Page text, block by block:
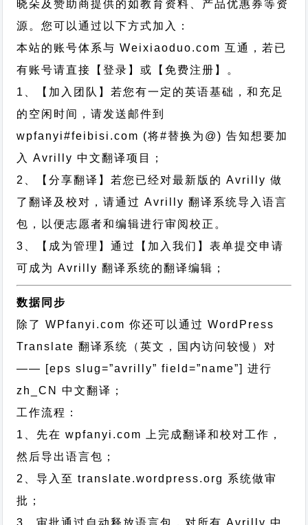
晓朵及赞助商提供的如教育资料、产品优惠券等资
源。您可以通过以下方式加入：
本站的账号体系与Weixiaoduo.com 互通，若已
有账号请直接【登录】或【免费注册】。
1、【加入团队】若您有一定的英语基础，和充足
的空闲时间，请发送邮件到
wpfanyi#feibisi.com (将#替换为@) 告知想要加
入 Avrilly 中文翻译项目；
2、【分享翻译】若您已经对最新版的 Avrilly 做
了翻译及校对，请通过 Avrilly 翻译系统导入语言
包，以便志愿者和编辑进行审阅校正。
3、【成为管理】通过【加入我们】表单提交申请
可成为 Avrilly 翻译系统的翻译编辑；
数据同步
除了 WPfanyi.com 你还可以通过WordPress
Translate 翻译系统（英文，国内访问较慢）对
—— [eps slug=”avrilly” field=”name”]进行
zh_CN
中文翻译；
工作流程：
1、先在 wpfanyi.com 上完成翻译和校对工作，
然后导出语言包；
2、导入至 translate.wordpress.org 系统做审
批；
3、审批通过自动释放语言包，对所有 Avrilly 中